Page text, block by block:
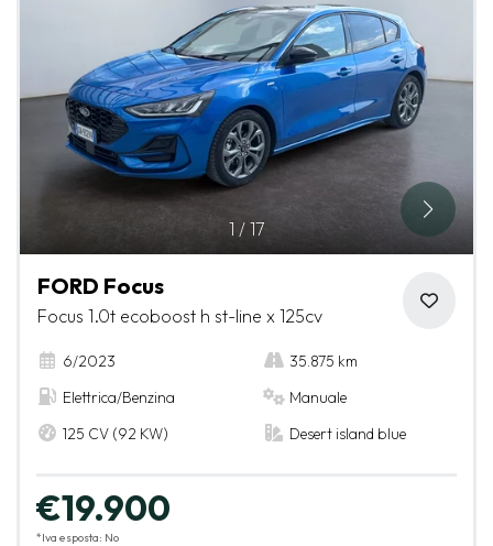
1 / 17
FORD Focus
Focus 1.0t ecoboost h st-line x 125cv
6/2023
35.875 km
Elettrica/Benzina
Manuale
125 CV (92 KW)
Desert island blue
€19.900
*Iva esposta: No